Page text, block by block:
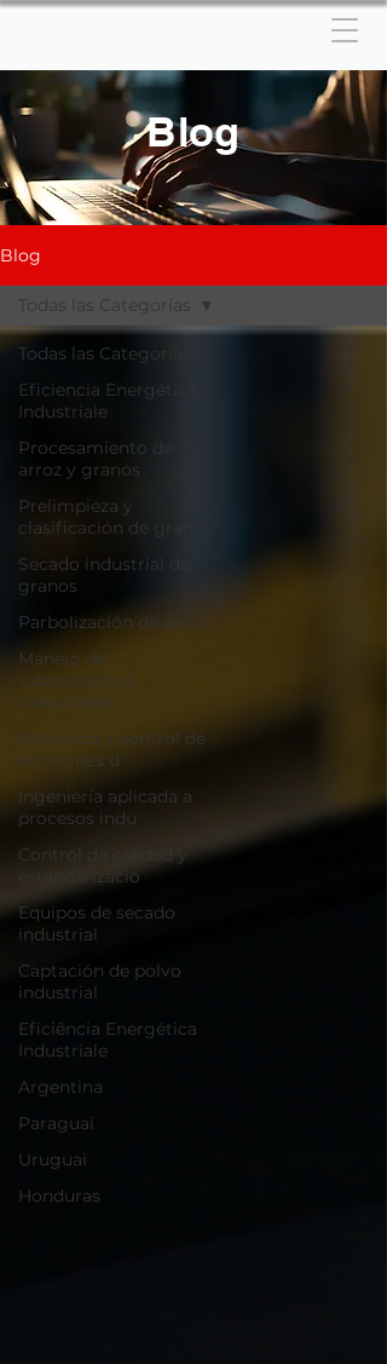
Blog
Blog
Todas las Categorías
Eficiencia Energética
Industriale
Procesamiento de
arroz y granos
Prelimpieza y
clasificación de gran
Secado industrial de
granos
Parbolización de arroz
Manejo de
subproductos
industriales
Filtración y control de
emisiones d
Ingeniería aplicada a
procesos indu
Control de calidad y
estandarizació
Equipos de secado
industrial
Captación de polvo
industrial
Eficiência Energética
Industriale
Argentina
Paraguai
Uruguai
Honduras
Todas las Categorías